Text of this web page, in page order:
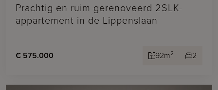
Prachtig en ruim gerenoveerd 2SLK-
appartement in de Lippenslaan
€ 575.000 92m2 2